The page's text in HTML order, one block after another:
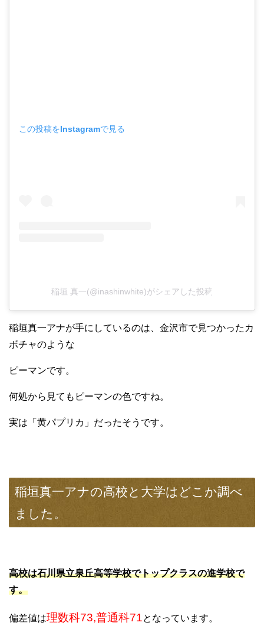
この投稿をInstagramで見る
稲垣 真一(@inashinwhite)がシェアした投稿
稲垣真一アナが手にしているのは、金沢市で見つかったカ
ボチャのような
ピーマンです。
何処から見てもピーマンの色ですね。
実は 「黄パプリカ」 だったそうです。
稲垣真一アナの高校と大学はどこか調べ
ました。
高校は石川県立泉丘高等学校でトップクラスの進学校で
す。
偏差値は理数科73,普通科71となっています。